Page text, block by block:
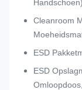
Handschoen)
Cleanroom
ESD
ESD